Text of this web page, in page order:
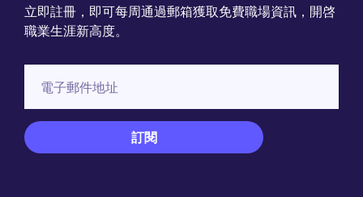
立即註冊，即可每周通過郵箱獲取免費職場資訊，開啓
職業生涯新高度。